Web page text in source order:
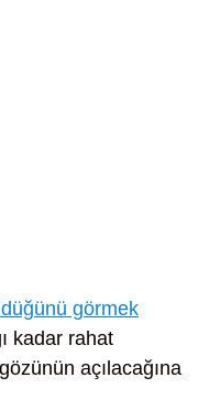
görmek
kadar rahat
açılacağına